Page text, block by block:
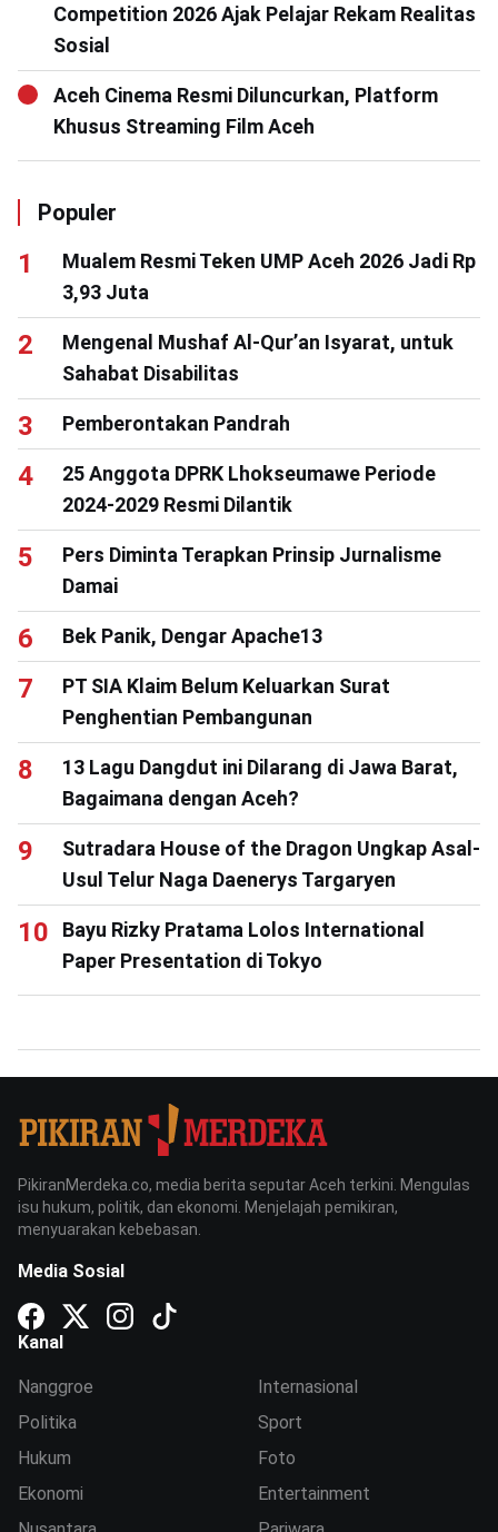
Competition 2026 Ajak Pelajar Rekam Realitas
Sosial
Aceh Cinema Resmi Diluncurkan, Platform
Khusus Streaming Film Aceh
Populer
Mualem Resmi Teken UMP Aceh 2026 Jadi Rp
3,93 Juta
Mengenal Mushaf Al-Qur’an Isyarat, untuk
Sahabat Disabilitas
Pemberontakan Pandrah
25 Anggota DPRK Lhokseumawe Periode
2024-2029 Resmi Dilantik
Pers Diminta Terapkan Prinsip Jurnalisme
Damai
Bek Panik, Dengar Apache13
PT SIA Klaim Belum Keluarkan Surat
Penghentian Pembangunan
13 Lagu Dangdut ini Dilarang di Jawa Barat,
Bagaimana dengan Aceh?
Sutradara House of the Dragon Ungkap Asal-
Usul Telur Naga Daenerys Targaryen
Bayu Rizky Pratama Lolos International
Paper Presentation di Tokyo
PikiranMerdeka.co, media berita seputar Aceh terkini. Mengulas
isu hukum, politik, dan ekonomi. Menjelajah pemikiran,
menyuarakan kebebasan.
Media Sosial
Kanal
Nanggroe
Politika
Hukum
Ekonomi
Internasional
Sport
Foto
Entertainment